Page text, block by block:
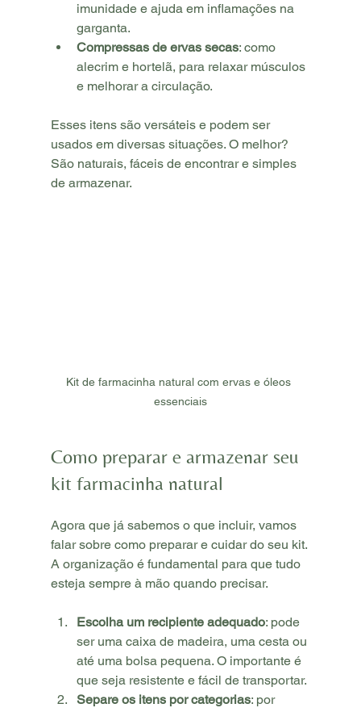
imunidade e ajuda em inflamações na
garganta.
Compressas de ervas secas: como
alecrim e hortelã, para relaxar músculos
e melhorar a circulação.
Esses itens são versáteis e podem ser
usados em diversas situações. O melhor?
São naturais, fáceis de encontrar e simples
de armazenar.
Kit de farmacinha natural com ervas e óleos
essenciais
Como preparar e armazenar seu
kit farmacinha natural
Agora que já sabemos o que incluir, vamos
falar sobre como preparar e cuidar do seu kit.
A organização é fundamental para que tudo
esteja sempre à mão quando precisar.
Escolha um recipiente adequado: pode
ser uma caixa de madeira, uma cesta ou
até uma bolsa pequena. O importante é
que seja resistente e fácil de transportar.
Separe os itens por categorias: por